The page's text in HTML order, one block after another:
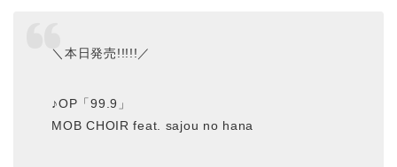
＼本日発売!!!!!／
♪OP「99.9」
MOB CHOIR feat. sajou no hana